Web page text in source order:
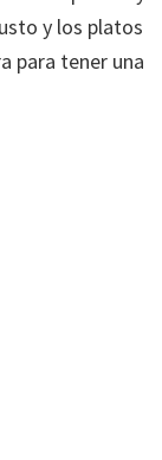
y los platos
para tener una